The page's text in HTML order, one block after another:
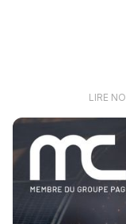
LIRE